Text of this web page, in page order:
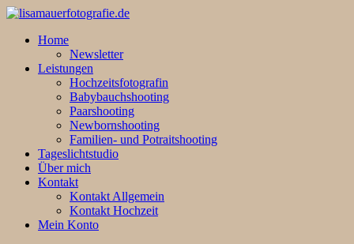
Home
Newsletter
Leistungen
Hochzeitsfotografin
Babybauchshooting
Paarshooting
Newbornshooting
Familien- und Potraitshooting
Tageslichtstudio
Über mich
Kontakt
Kontakt Allgemein
Kontakt Hochzeit
Mein Konto